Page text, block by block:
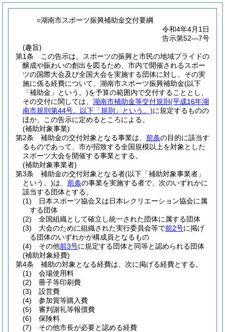
○湖南市スポーツ振興補助金交付要綱
令和4年4月1日
告示第52―7号
(趣旨)
第1条
この告示は、スポーツの振興と市民の地域プライドの
醸成や賑わいの創出を図るため、市内で開催されるスポー
ツの国際大会及び全国大会を実施する団体に対し、その実
施に係る経費について、湖南市スポーツ振興補助金(以下
「補助金」という。)を予算の範囲内で交付することとし、
その交付に関しては、 湖南市補助金等交付規則 (平成16年湖
南市規則第44号。以下「規則」という。)に規定するものの
ほか、この告示に定めるところによる。
(補助対象事業)
第2条
補助金の交付対象となる事業は、 前条の目的に該当す
るものであって、市が招致する全国規模以上を対象とした
スポーツ大会を開催する事業とする。
(補助対象事業者)
第3条
補助金の交付対象となる者(以下「補助対象事業者」
という。)は、 前条の事業を実施する者で、次のいずれかに
該当する団体とする。
(1)
日本スポーツ協会又は日本レクリエーション協会に属
する団体
(2)
全国組織として確立し統一された団体に属する団体
(3)
大会のために組織された実行委員会等で前2号に掲げ
る団体のいずれかが構成員となるもの
(4)
その他前3号に規定する団体と同等と認められる団体
(補助対象経費)
第4条
補助の対象となる経費は、次に掲げる経費とする。
(1)
会場使用料
(2)
冊子等印刷費
(3)
設営費
(4)
参加賞等購入費
(5)
審判謝礼等報償費
(6)
保険料
(7)
その他市長が必要と認める経費